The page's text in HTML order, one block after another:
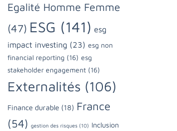
Egalité Homme Femme
(47) ESG (141) esg
impact investing (23) esg non
financial reporting (16) esg
stakeholder engagement (16)
Externalités (106)
Finance durable (18) France
(54) gestion des risques (10) Inclusion